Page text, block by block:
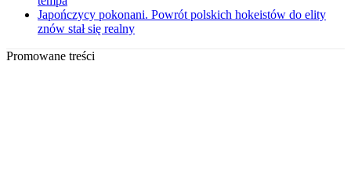
Japończycy pokonani. Powrót polskich hokeistów do elity
znów stał się realny
Promowane treści